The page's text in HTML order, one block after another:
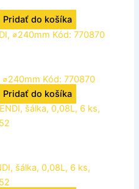
Pridať do košíka
⌀240mm Kód: 770870
Pridať do košíka
šálka, 0,08L, 6 ks,